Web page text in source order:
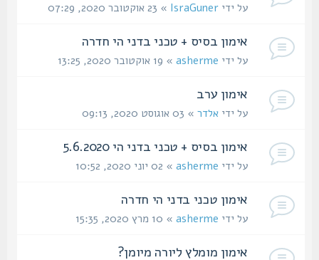
על ידיIsraGuner» 23 אוקטובר 2020, 07:29
אימון בסיס + טכני בדני הי חדרה
על ידיasherme» 19 אוקטובר 2020, 13:25
אימון ערב
על ידיאלדר » 03 אוגוסט 2020, 09:13
אימון בסיס + טכני בדני הי 5.6.2020
על ידיasherme» 02 יוני 2020, 10:52
אימון טכני בדני הי חדרה
על ידיasherme» 10 מרץ 2020, 15:35
אימון מומלץ ליורה מיומן?